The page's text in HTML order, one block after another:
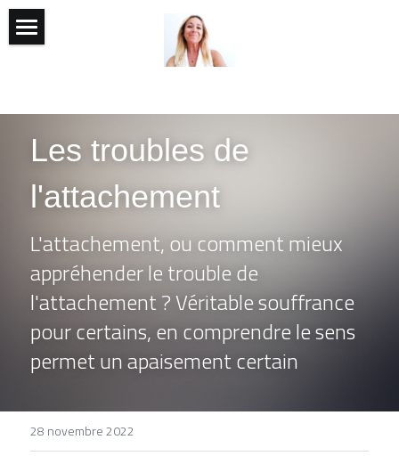
Les troubles de
l'attachement
L'attachement, ou comment mieux
appréhender le trouble de
l'attachement ? Véritable souffrance
pour certains, en comprendre le sens
permet un apaisement certain
28 novembre 2022